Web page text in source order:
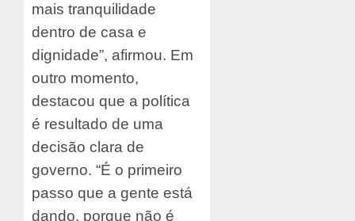
mais tranquilidade
dentro de casa e
dignidade”, afirmou. Em
outro momento,
destacou que a política
é resultado de uma
decisão clara de
governo. “É o primeiro
passo que a gente está
dando, porque não é